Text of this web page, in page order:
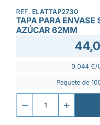
REF. ELATTAP2730
TAPA PARA ENVASE
AZÚCAR 62MM
0,044 €/
Paquete de